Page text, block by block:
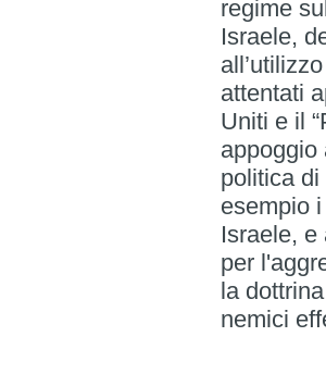
regime
Israele,
attentati
Uniti e il
appoggio
politica
esempio
Israele,
per
la
nemici